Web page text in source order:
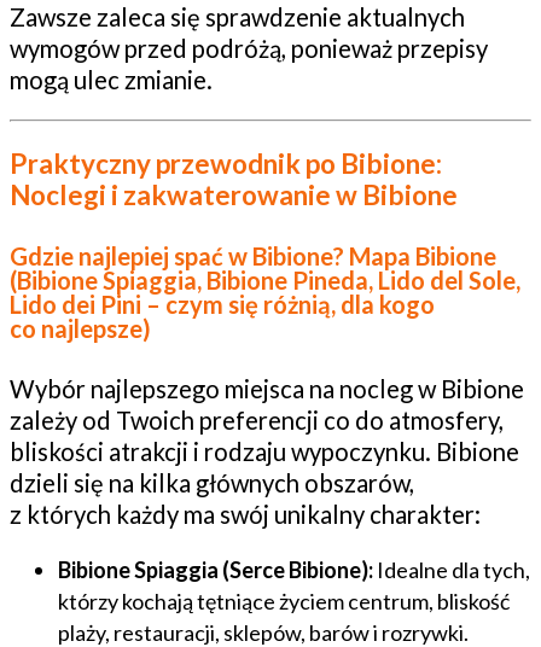
Zawsze zaleca się sprawdzenie aktualnych
wymogów przed podróżą, ponieważ przepisy
mogą ulec zmianie.
Praktyczny przewodnik po Bibione:
Noclegi i zakwaterowanie w Bibione
Gdzie najlepiej spać w Bibione? Mapa Bibione
(Bibione Spiaggia, Bibione Pineda, Lido del Sole,
Lido dei Pini – czym się różnią, dla kogo
co najlepsze)
Wybór najlepszego miejsca na nocleg w Bibione
zależy od Twoich preferencji co do atmosfery,
bliskości atrakcji i rodzaju wypoczynku. Bibione
dzieli się na kilka głównych obszarów,
z których każdy ma swój unikalny charakter:
Bibione Spiaggia (Serce Bibione): Idealne dla tych,
którzy kochają tętniące życiem centrum, bliskość
plaży, restauracji, sklepów, barów i rozrywki.